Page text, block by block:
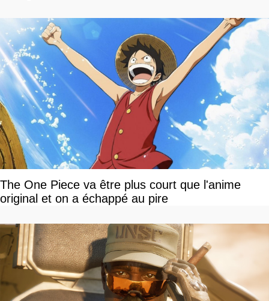
The One Piece va être plus court que l'anime
original et on a échappé au pire